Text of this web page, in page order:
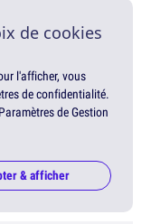
de cookies
l'afficher, vous
de confidentialité.
de Gestion
& afficher